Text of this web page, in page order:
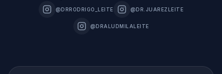
@DRRODRIGO_LEITE @DR.JUAREZLEITE
@DRALUDMILALEITE